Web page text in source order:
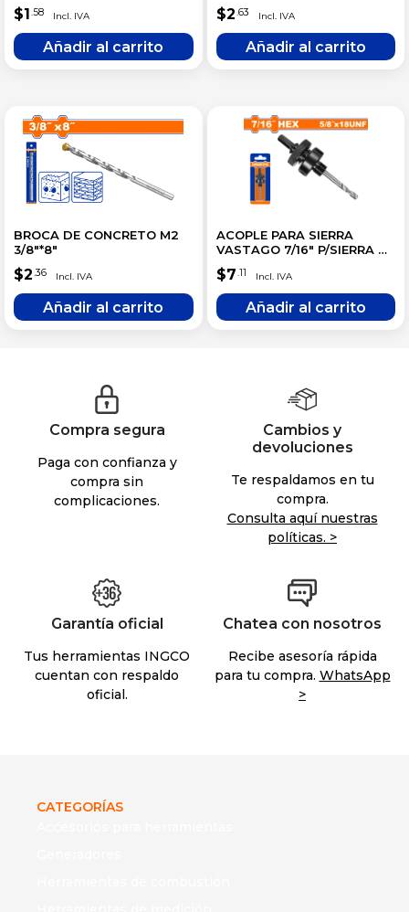
$1 .58 $2.63
BROCA DE CONCRETO M2
3/8″*8″
$2 .36
ACOPLE PARA SIERRA
VASTAGO 7/16″ P/SIERRA DE
32MM A 210MM
$7 .11
Compra segura
Paga con confianza y
compra sin
complicaciones.
Cambios y
devoluciones
Te respaldamos en tu
compra.
Consulta aquí nuestras
políticas. >
Garantía oficial
Tus herramientas INGCO
cuentan con respaldo
oficial.
Chatea con nosotros
Recibe asesoría rápida
para tu compra. WhatsApp
>
CATEGORÍAS